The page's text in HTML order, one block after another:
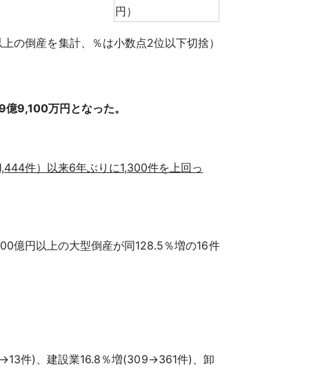
円）
上の倒産を集計、％は小数点2位以下切捨）
9,100万円となった。
件）以来6年ぶりに1,300件を上回っ
億円以上の大型倒産が同128.5％増の16件
件)、建設業16.8％増(309→361件)、卸